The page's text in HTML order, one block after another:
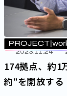
PROJECT
2023.11.24
174拠点、約1
約”を開放する